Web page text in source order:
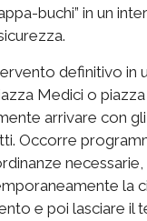
buchi” in un
definitivo in
Medici o
arrivare con
Occorre
la
e poi lasciare il